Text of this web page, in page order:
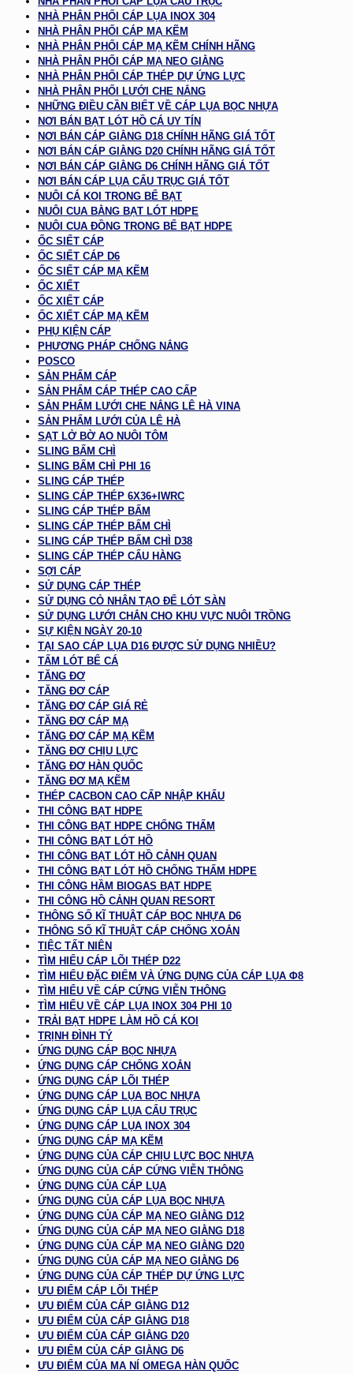
NHÀ PHÂN PHỐI CÁP LỤA INOX 304
NHÀ PHÂN PHỐI CÁP MẠ KẼM
NHÀ PHÂN PHỐI CÁP MẠ KẼM CHÍNH HÃNG
NHÀ PHÂN PHỐI CÁP MẠ NEO GIẰNG
NHÀ PHÂN PHỐI CÁP THÉP DỰ ỨNG LỰC
NHÀ PHÂN PHỐI LƯỚI CHE NẮNG
NHỮNG ĐIỀU CẦN BIẾT VỀ CÁP LỤA BỌC NHỰA
NƠI BÁN BẠT LÓT HỒ CÁ UY TÍN
NƠI BÁN CÁP GIẰNG D18 CHÍNH HÃNG GIÁ TỐT
NƠI BÁN CÁP GIẰNG D20 CHÍNH HÃNG GIÁ TỐT
NƠI BÁN CÁP GIẰNG D6 CHÍNH HÃNG GIÁ TỐT
NƠI BÁN CÁP LỤA CẨU TRỤC GIÁ TỐT
NUÔI CÁ KOI TRONG BỂ BẠT
NUÔI CUA BẰNG BẠT LÓT HDPE
NUÔI CUA ĐỒNG TRONG BỂ BẠT HDPE
ỐC SIẾT CÁP
ỐC SIẾT CÁP D6
ỐC SIẾT CÁP MẠ KẼM
ỐC XIẾT
ỐC XIẾT CÁP
ỐC XIẾT CÁP MẠ KẼM
PHỤ KIỆN CÁP
PHƯƠNG PHÁP CHỐNG NẮNG
POSCO
SẢN PHẨM CÁP
SẢN PHẨM CÁP THÉP CAO CẤP
SẢN PHẨM LƯỚI CHE NẮNG LÊ HÀ VINA
SẢN PHẨM LƯỚI CỦA LÊ HÀ
SẠT LỞ BỜ AO NUÔI TÔM
SLING BẤM CHÌ
SLING BẤM CHÌ PHI 16
SLING CÁP THÉP
SLING CÁP THÉP 6X36+IWRC
SLING CÁP THÉP BẤM
SLING CÁP THÉP BẤM CHÌ
SLING CÁP THÉP BẤM CHÌ D38
SLING CÁP THÉP CẨU HÀNG
SỢI CÁP
SỬ DỤNG CÁP THÉP
SỬ DỤNG CỎ NHÂN TẠO ĐỂ LÓT SÀN
SỬ DỤNG LƯỚI CHẮN CHO KHU VỰC NUÔI TRỒNG
SỰ KIỆN NGÀY 20-10
TẠI SAO CÁP LỤA D16 ĐƯỢC SỬ DỤNG NHIỀU?
TẤM LÓT BỂ CÁ
TĂNG ĐƠ
TĂNG ĐƠ CÁP
TĂNG ĐƠ CÁP GIÁ RẺ
TĂNG ĐƠ CÁP MẠ
TĂNG ĐƠ CÁP MẠ KẼM
TĂNG ĐƠ CHỊU LỰC
TĂNG ĐƠ HÀN QUỐC
TĂNG ĐƠ MẠ KẼM
THÉP CACBON CAO CẤP NHẬP KHẨU
THI CÔNG BẠT HDPE
THI CÔNG BẠT HDPE CHỐNG THẤM
THI CÔNG BẠT LÓT HỒ
THI CÔNG BẠT LÓT HỒ CẢNH QUAN
THI CÔNG BẠT LÓT HỒ CHỐNG THẤM HDPE
THI CÔNG HẦM BIOGAS BẠT HDPE
THI CÔNG HỒ CẢNH QUAN RESORT
THÔNG SỐ KĨ THUẬT CÁP BỌC NHỰA D6
THÔNG SỐ KĨ THUẬT CÁP CHỐNG XOẮN
TIỆC TẤT NIÊN
TÌM HIỂU CÁP LÕI THÉP D22
TÌM HIỂU ĐẶC ĐIỂM VÀ ỨNG DỤNG CỦA CÁP LỤA Φ8
TÌM HIỂU VỀ CÁP CỨNG VIỄN THÔNG
TÌM HIỂU VỀ CÁP LỤA INOX 304 PHI 10
TRẢI BẠT HDPE LÀM HỒ CÁ KOI
TRỊNH ĐÌNH TÝ
ỨNG DỤNG CÁP BỌC NHỰA
ỨNG DỤNG CÁP CHỐNG XOẮN
ỨNG DỤNG CÁP LÕI THÉP
ỨNG DỤNG CÁP LỤA BỌC NHỰA
ỨNG DỤNG CÁP LỤA CẨU TRỤC
ỨNG DỤNG CÁP LỤA INOX 304
ỨNG DỤNG CÁP MẠ KẼM
ỨNG DỤNG CỦA CÁP CHỊU LỰC BỌC NHỰA
ỨNG DỤNG CỦA CÁP CỨNG VIỄN THÔNG
ỨNG DỤNG CỦA CÁP LỤA
ỨNG DỤNG CỦA CÁP LỤA BỌC NHỰA
ỨNG DỤNG CỦA CÁP MẠ NEO GIẰNG D12
ỨNG DỤNG CỦA CÁP MẠ NEO GIẰNG D18
ỨNG DỤNG CỦA CÁP MẠ NEO GIẰNG D20
ỨNG DỤNG CỦA CÁP MẠ NEO GIẰNG D6
ỨNG DỤNG CỦA CÁP THÉP DỰ ỨNG LỰC
ƯU ĐIỂM CÁP LÕI THÉP
ƯU ĐIỂM CỦA CÁP GIẰNG D12
ƯU ĐIỂM CỦA CÁP GIẰNG D18
ƯU ĐIỂM CỦA CÁP GIẰNG D20
ƯU ĐIỂM CỦA CÁP GIẰNG D6
ƯU ĐIỂM CỦA MA NÍ OMEGA HÀN QUỐC